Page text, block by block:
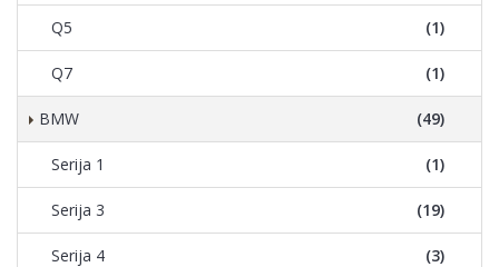
Q5 (1)
Q7 (1)
BMW (49)
Serija 1 (1)
Serija 3 (19)
Serija 4 (3)